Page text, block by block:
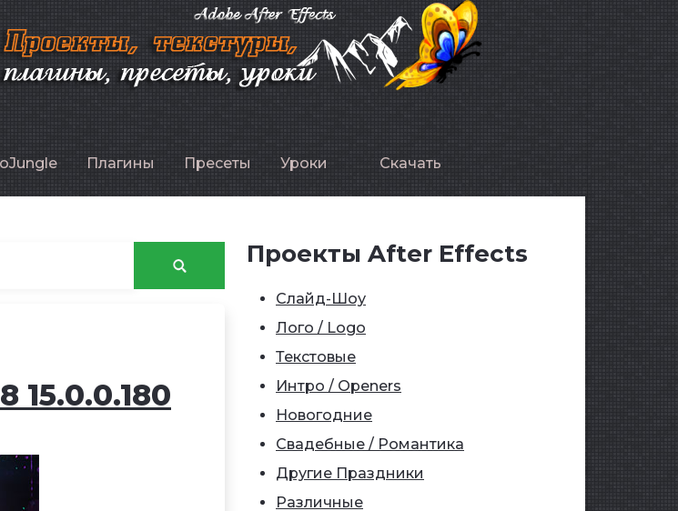
Плагины Пресеты Уроки Скачать
15.0.0.180
Проекты After Effects
Слайд-Шоу
Лого / Logo
Текстовые
Интро / Openers
Новогодние
Свадебные / Романтика
Другие Праздники
Различные